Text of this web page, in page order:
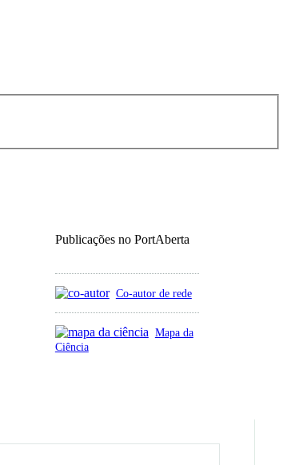
Publicações no PortAberta
Co-autor de rede
Mapa da
Ciência